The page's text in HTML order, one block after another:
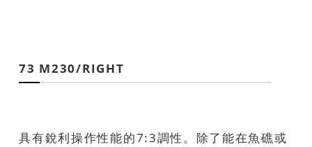
73 M230/RIGHT
具有銳利操作性能的7:3調性。除了能在魚礁或